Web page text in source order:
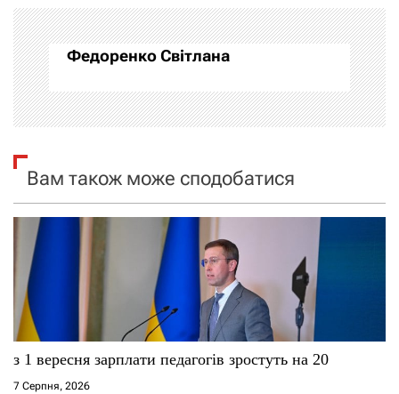
а
ц
і
а
п
и
с
і
Федоренко Світлана
Вам також може сподобатися
з 1 вересня зарплати педагогів зростуть на 20
7 Серпня, 2026